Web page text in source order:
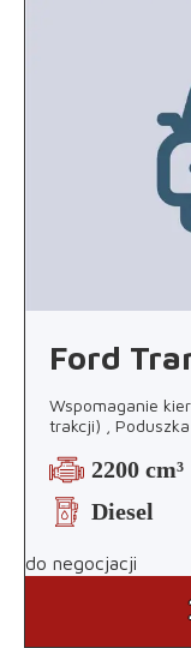
Ford
Wspomaganie
trakcji) ,
2200 cm³
Diesel
do negocjacji